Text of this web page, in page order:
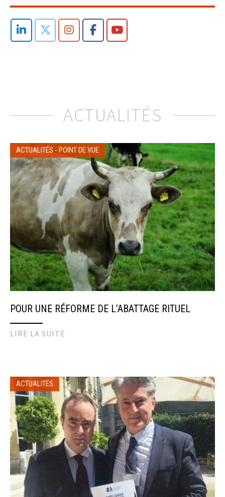
ACTUALITÉS
ACTUALITÉS - POINT DE VUE
POUR UNE RÉFORME DE L’ABATTAGE RITUEL
LIRE LA SUITE
ACTUALITÉS